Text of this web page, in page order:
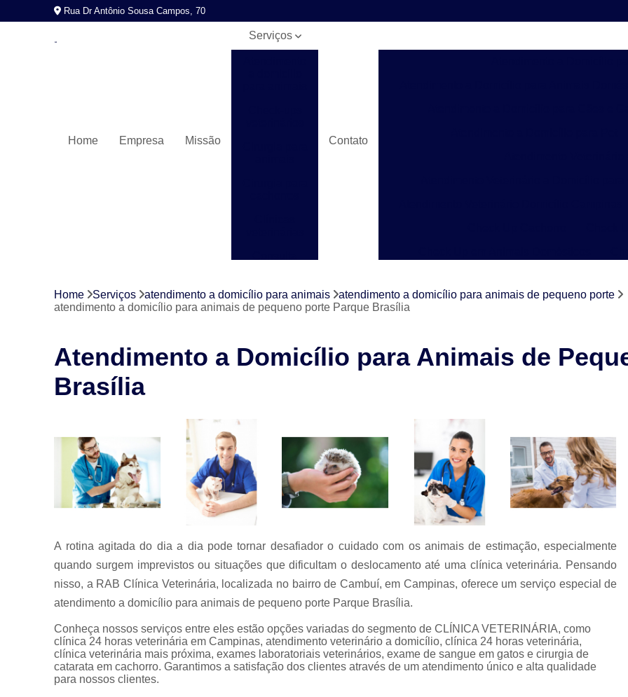
Rua Dr Antônio Sousa Campos, 70
Home Empresa Missão
Serviços
Exames
laboratoriais
animais
Odontologia
para animais
Odontologia
para animais
de estimação
para pet
Ozonioterapia
animal
Veterinários
Contato
Check-up Veterinário em Cachorro
Cirurgia em Animais Campinas
Cirurgia em Animais São Paulo
Cirurgia Ortopédica Veterinária
Cirurgia para Cachorros de
Cirurgia de Castração de Cachorro
Cirurgia de Catarata em Cachorro
Cirurgia de Catarata para Cachorro
Cirurgia
Cirurgia para Cachorro Campinas
Cirurgia
Clínica 24 Horas Veterinária
Clínica
Clínica Veterinária com Atendimento
Clínica Veterinária Mais Próxima
Clínica
Clínica
Home Serviços atendimento a domicílio para animais
atendimento a domicílio para animais de pequeno porte
atendimento a domicílio para animais de pequeno porte Parque Brasília
Atendimento a Domicílio para Animais de
Brasília
A rotina agitada do dia a dia pode tornar desafiador o cuidado com os animais de estimação, especialmente
quando surgem imprevistos ou situações que dificultam o deslocamento até uma clínica veterinária. Pensando
nisso, a RAB Clínica Veterinária, localizada no bairro de Cambuí, em Campinas, oferece um serviço especial de
atendimento a domicílio para animais de pequeno porte Parque Brasília.
Conheça nossos serviços entre eles estão opções variadas do segmento de CLÍNICA VETERINÁRIA, como
clínica 24 horas veterinária em Campinas, atendimento veterinário a domicílio, clínica 24 horas veterinária,
clínica veterinária mais próxima, exames laboratoriais veterinários, exame de sangue em gatos e cirurgia de
catarata em cachorro. Garantimos a satisfação dos clientes através de um atendimento único e alta qualidade
para nossos clientes.